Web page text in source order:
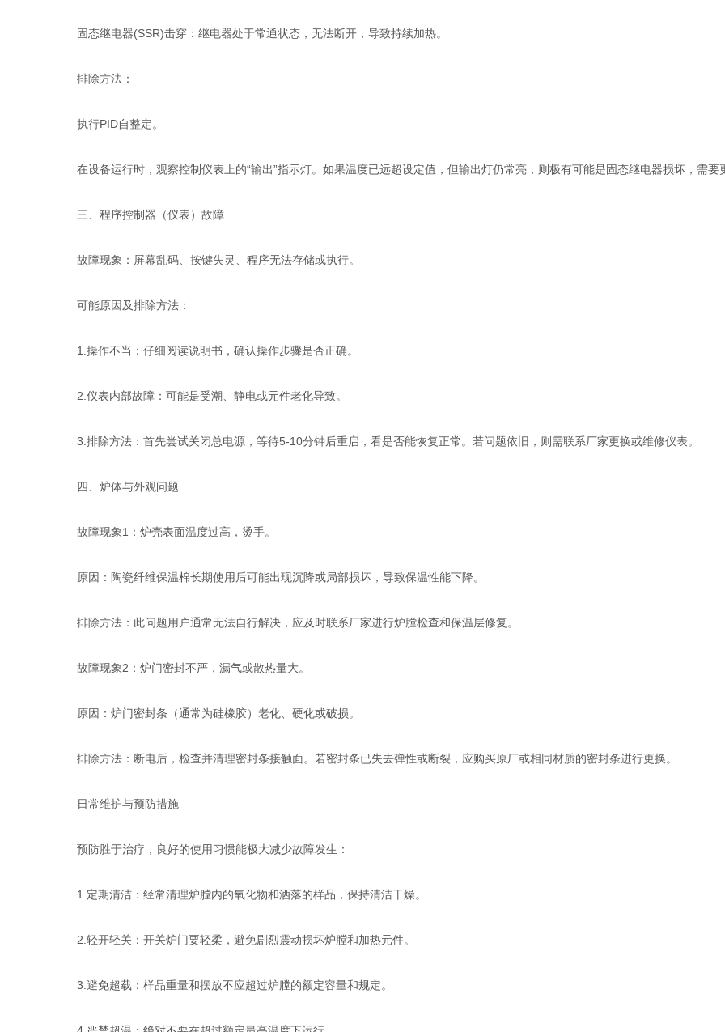
固态继电器(SSR)击穿：继电器处于常通状态，无法断开，导致持续加热。
排除方法：
执行PID自整定。
在设备运行时，观察控制仪表上的“输出”指示灯。如果温度已远超设定值，但输出灯仍常亮，则极有可能是固态继电器损坏，需要
三、程序控制器（仪表）故障
故障现象：屏幕乱码、按键失灵、程序无法存储或执行。
可能原因及排除方法：
1.操作不当：仔细阅读说明书，确认操作步骤是否正确。
2.仪表内部故障：可能是受潮、静电或元件老化导致。
3.排除方法：首先尝试关闭总电源，等待5-10分钟后重启，看是否能恢复正常。若问题依旧，则需联系厂家更换或维修仪表。
四、炉体与外观问题
故障现象1：炉壳表面温度过高，烫手。
原因：陶瓷纤维保温棉长期使用后可能出现沉降或局部损坏，导致保温性能下降。
排除方法：此问题用户通常无法自行解决，应及时联系厂家进行炉膛检查和保温层修复。
故障现象2：炉门密封不严，漏气或散热量大。
原因：炉门密封条（通常为硅橡胶）老化、硬化或破损。
排除方法：断电后，检查并清理密封条接触面。若密封条已失去弹性或断裂，应购买原厂或相同材质的密封条进行更换。
日常维护与预防措施
预防胜于治疗，良好的使用习惯能极大减少故障发生：
1.定期清洁：经常清理炉膛内的氧化物和洒落的样品，保持清洁干燥。
2.轻开轻关：开关炉门要轻柔，避免剧烈震动损坏炉膛和加热元件。
3.避免超载：样品重量和摆放不应超过炉膛的额定容量和规定。